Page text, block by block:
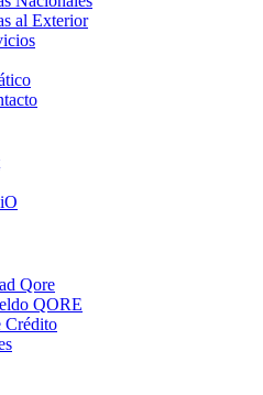
al Exterior
Qore
QORE
Crédito